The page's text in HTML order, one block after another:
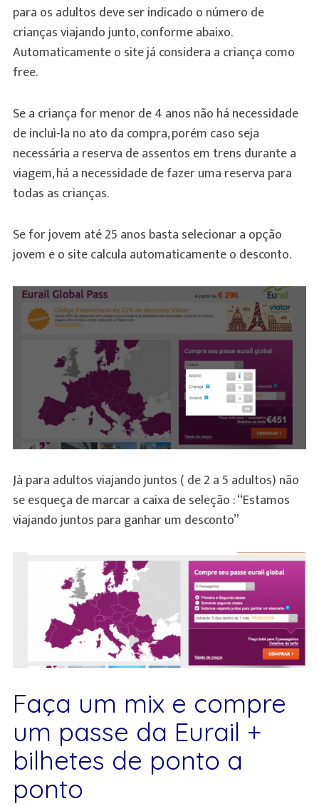
para os adultos deve ser indicado o número de
crianças viajando junto, conforme abaixo.
Automaticamente o site já considera a criança como
free.
Se a criança for menor de 4 anos não há necessidade
de incluì-la no ato da compra, porém caso seja
necessária a reserva de assentos em trens durante a
viagem, há a necessidade de fazer uma reserva para
todas as crianças.
Se for jovem até 25 anos basta selecionar a opção
jovem e o site calcula automaticamente o desconto.
Jà para adultos viajando juntos ( de 2 a 5 adultos) não
se esqueça de marcar a caixa de seleção : “Estamos
viajando juntos para ganhar um desconto”
Faça um mix e compre
um passe da Eurail +
bilhetes de ponto a
ponto